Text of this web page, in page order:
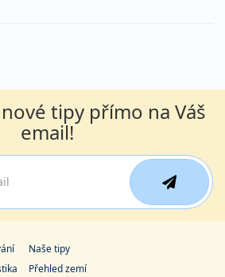
tipy přímo na Váš
email!
Naše tipy
Přehled zemí